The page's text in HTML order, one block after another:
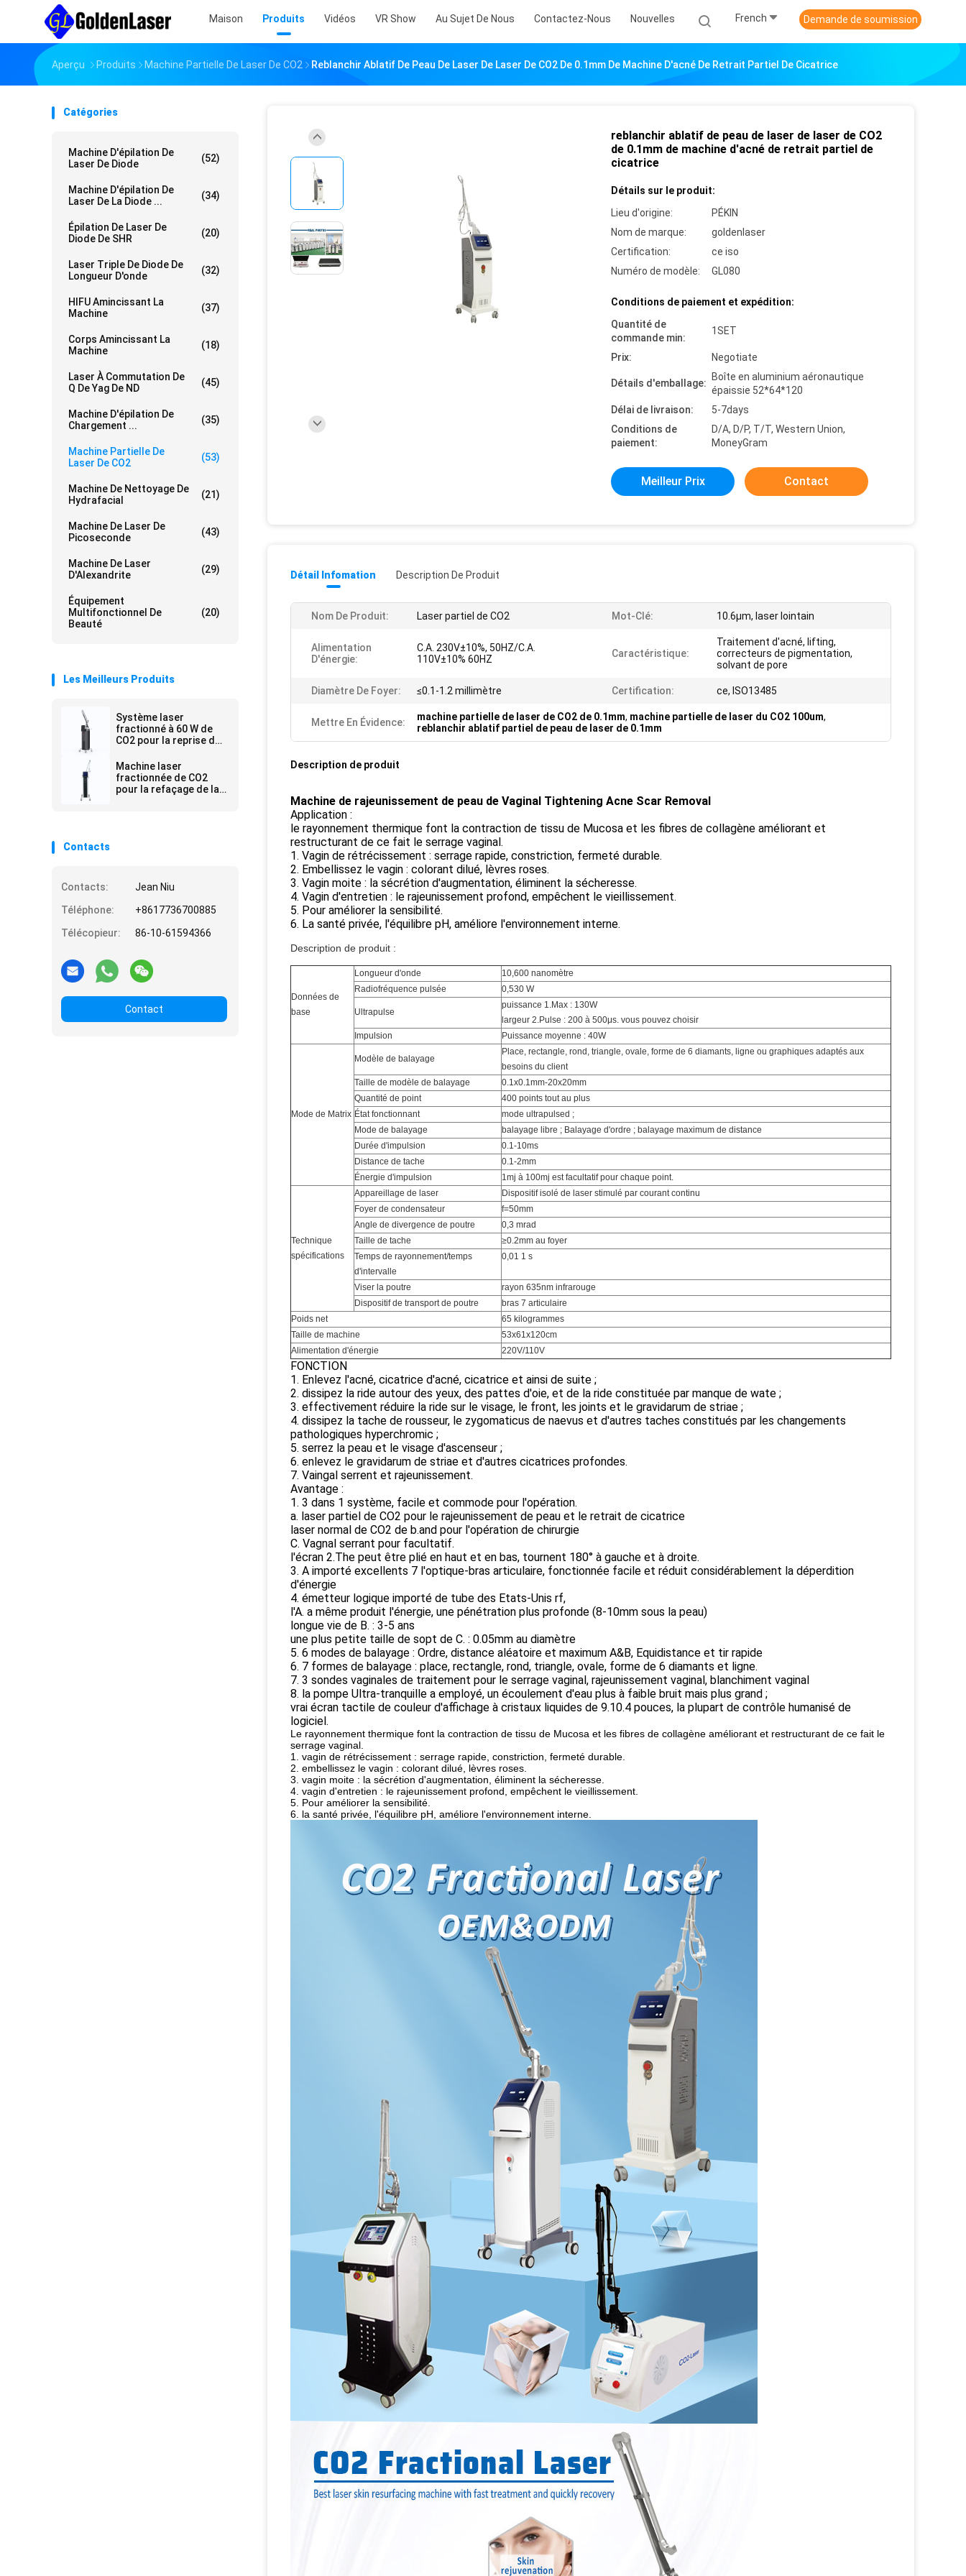
Maison Produits Vidéos VR Show Au Sujet De Nous Contactez-Nous Nouvelles French Demande de soumission
Aperçu Produits Machine Partielle De Laser De CO2 Reblanchir Ablatif De Peau De Laser De Laser De CO2 De 0.1mm De Machine D'acné De Retrait Partiel De Cicatrice
Catégories
Machine D'épilation De
Laser De Diode
(52)
Machine D'épilation De
Laser De La Diode ...
(34)
Épilation De Laser De
Diode De SHR
(20)
Laser Triple De Diode De
Longueur D'onde
(32)
HIFU Amincissant La
Machine
(37)
Corps Amincissant La
Machine
(18)
Laser À Commutation De
Q De Yag De ND
(45)
Machine D'épilation De
Chargement ...
(35)
Machine Partielle De
Laser De CO2
(53)
Machine De Nettoyage De
Hydrafacial
(21)
Machine De Laser De
Picoseconde
(43)
Machine De Laser
D'Alexandrite
(29)
Équipement
Multifonctionnel De
Beauté
(20)
Les Meilleurs Produits
Système laser
fractionné à 60 W de
CO2 pour la reprise de
des rides
Machine laser
fractionnée de CO2
pour la refaçage de la
Contacts
Contacts:
Jean Niu
Téléphone:
+8617736700885
Télécopieur:
86-10-61594366
Contact
reblanchir ablatif de peau de laser de laser de CO2
de 0.1mm de machine d'acné de retrait partiel de
cicatrice
Détails sur le produit:
Lieu d'origine:
PÉKIN
Nom de marque:
goldenlaser
Certification:
ce iso
Numéro de modèle:
GL080
Conditions de paiement et expédition:
Quantité de
commande min:
1SET
Prix: Negotiate
Détails d'emballage:
Boîte en aluminium aéronautique
épaissie 52*64*120
Délai de livraison:
5-7days
Conditions de
paiement:
D/A, D/P, T/T, Western Union,
MoneyGram
Meilleur Prix Contact
Détail Infomation Description De Produit
Nom De Produit: Laser partiel de CO2 Mot-Clé: 10.6μm, laser lointain
Alimentation
D'énergie:
C.A. 230V±10%, 50HZ/C.A.
110V±10% 60HZ
Caractéristique:
Traitement d'acné, lifting,
correcteurs de pigmentation,
solvant de pore
Diamètre De Foyer: ≤0.1-1.2 millimètre Certification: ce, ISO13485
Mettre En Évidence: machine partielle de laser de CO2 de 0.1mm, machine partielle de laser du CO2 100um,
reblanchir ablatif partiel de peau de laser de 0.1mm
Description de produit
Machine de rajeunissement de peau de Vaginal Tightening Acne Scar Removal
Application :
le rayonnement thermique font la contraction de tissu de Mucosa et les fibres de collagène améliorant et
restructurant de ce fait le serrage vaginal.
1. Vagin de rétrécissement : serrage rapide, constriction, fermeté durable.
2. Embellissez le vagin : colorant dilué, lèvres roses.
3. Vagin moite : la sécrétion d'augmentation, éliminent la sécheresse.
4. Vagin d'entretien : le rajeunissement profond, empêchent le vieillissement.
5. Pour améliorer la sensibilité.
6. La santé privée, l'équilibre pH, améliore l'environnement interne.
Description de produit :
Données de
base
Longueur d'onde
10,600 nanomètre
Radiofréquence pulsée
0,530 W
Ultrapulse
puissance 1.Max : 130W
largeur 2.Pulse : 200 à 500μs. vous pouvez choisir
Impulsion
Puissance moyenne : 40W
Mode de Matrix
Modèle de balayage
Place, rectangle, rond, triangle, ovale, forme de 6 diamants, ligne ou graphiques adaptés aux
besoins du client
Taille de modèle de balayage
0.1x0.1mm-20x20mm
Quantité de point
400 points tout au plus
État fonctionnant
mode ultrapulsed ;
Mode de balayage
balayage libre ; Balayage d'ordre ; balayage maximum de distance
Durée d'impulsion
0.1-10ms
Distance de tache
0.1-2mm
Énergie d'impulsion
1mj à 100mj est facultatif pour chaque point.
Technique
spécifications
Appareillage de laser
Dispositif isolé de laser stimulé par courant continu
Foyer de condensateur
f=50mm
Angle de divergence de poutre
0,3 mrad
Taille de tache
≥0.2mm au foyer
Temps de rayonnement/temps
d'intervalle
0,01 1 s
Viser la poutre
rayon 635nm infrarouge
Dispositif de transport de poutre
bras 7 articulaire
Poids net
65 kilogrammes
Taille de machine
53x61x120cm
Alimentation d'énergie
220V/110V
FONCTION
1. Enlevez l'acné, cicatrice d'acné, cicatrice et ainsi de suite ;
2. dissipez la ride autour des yeux, des pattes d'oie, et de la ride constituée par manque de wate ;
3. effectivement réduire la ride sur le visage, le front, les joints et le gravidarum de striae ;
4. dissipez la tache de rousseur, le zygomaticus de naevus et d'autres taches constitués par les changements
pathologiques hyperchromic ;
5. serrez la peau et le visage d'ascenseur ;
6. enlevez le gravidarum de striae et d'autres cicatrices profondes.
7. Vaingal serrent et rajeunissement.
Avantage :
1. 3 dans 1 système, facile et commode pour l'opération.
a. laser partiel de CO2 pour le rajeunissement de peau et le retrait de cicatrice
laser normal de CO2 de b.and pour l'opération de chirurgie
C. Vagnal serrant pour facultatif.
l'écran 2.The peut être plié en haut et en bas, tournent 180° à gauche et à droite.
3. A importé excellents 7 l'optique-bras articulaire, fonctionnée facile et réduit considérablement la déperdition
d'énergie
4. émetteur logique importé de tube des Etats-Unis rf,
l'A. a même produit l'énergie, une pénétration plus profonde (8-10mm sous la peau)
longue vie de B. : 3-5 ans
une plus petite taille de sopt de C. : 0.05mm au diamètre
5. 6 modes de balayage : Ordre, distance aléatoire et maximum A&B, Equidistance et tir rapide
6. 7 formes de balayage : place, rectangle, rond, triangle, ovale, forme de 6 diamants et ligne.
7. 3 sondes vaginales de traitement pour le serrage vaginal, rajeunissement vaginal, blanchiment vaginal
8. la pompe Ultra-tranquille a employé, un écoulement d'eau plus à faible bruit mais plus grand ;
vrai écran tactile de couleur d'affichage à cristaux liquides de 9.10.4 pouces, la plupart de contrôle humanisé de
logiciel.
Le rayonnement thermique font la contraction de tissu de Mucosa et les fibres de collagène améliorant et restructurant de ce fait le
serrage vaginal.
1. vagin de rétrécissement : serrage rapide, constriction, fermeté durable.
2. embellissez le vagin : colorant dilué, lèvres roses.
3. vagin moite : la sécrétion d'augmentation, éliminent la sécheresse.
4. vagin d'entretien : le rajeunissement profond, empêchent le vieillissement.
5. Pour améliorer la sensibilité.
6. la santé privée, l'équilibre pH, améliore l'environnement interne.